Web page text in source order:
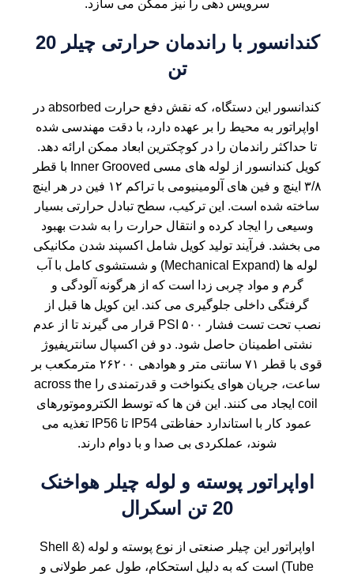
سرویس دهی را نیز ممکن می سازد.
کندانسور با راندمان حرارتی چیلر 20
تن
کندانسور این دستگاه، که نقش دفع حرارت absorbed در
اواپراتور به محیط را بر عهده دارد، با دقت مهندسی شده
تا حداکثر راندمان را در کوچکترین ابعاد ممکن ارائه دهد.
کویل کندانسور از لوله های مسی Inner Grooved با قطر
۳/۸ اینچ و فین های آلومینیومی با تراکم ۱۲ فین در هر اینچ
ساخته شده است. این ترکیب، سطح تبادل حرارتی بسیار
وسیعی را ایجاد کرده و انتقال حرارت را به شدت بهبود
می بخشد. فرآیند تولید کویل شامل اکسپند شدن مکانیکی
لوله ها (Mechanical Expand) و شستشوی کامل با آب
گرم و مواد چربی زدا است که از هرگونه آلودگی و
گرفتگی داخلی جلوگیری می کند. این کویل ها قبل از
نصب تحت تست فشار ۵۰۰ PSI قرار می گیرند تا از عدم
نشتی اطمینان حاصل شود. دو فن اکسپال سانتریفیوژ
قوی با قطر ۷۱ سانتی متر و هوادهی ۲۶۲۰۰ مترمکعب بر
ساعت، جریان هوای یکنواخت و قدرتمندی را across the
coil ایجاد می کنند. این فن ها که توسط الکتروموتورهای
عمود کار با استاندارد حفاظتی IP54 تا IP56 تغذیه می
شوند، عملکردی بی صدا و با دوام دارند.
اواپراتور پوسته و لوله چیلر هواخنک
20 تن اسکرال
اواپراتور این چیلر صنعتی
از نوع پوسته و لوله (Shell &
Tube) است که به دلیل استحکام، طول عمر طولانی و